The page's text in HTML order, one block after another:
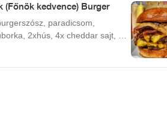
(Főnök kedvence) Burger
paradicsom,
2xhús, 4x cheddar sajt, 4x